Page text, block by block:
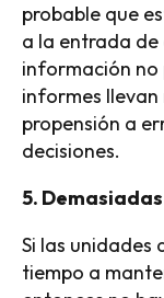
probable que
a la entrada
información no
informes
propensión a
decisiones.
5.
Si las unidades
tiempo a